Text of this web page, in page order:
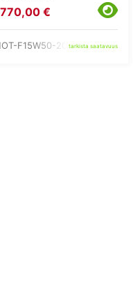
€
F15W50-200tarkista saatavuus